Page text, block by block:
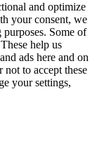
and optimize
your consent, we
Some of
help us
ads here and on
not to accept these
your settings,